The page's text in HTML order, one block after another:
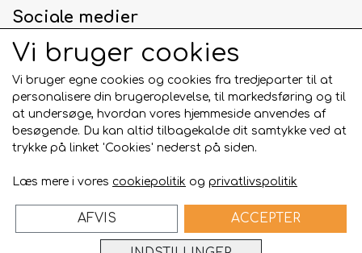
Sociale medier
Betalingskort
Bygget på ideal.shop
Vi bruger cookies
Vi bruger egne cookies og cookies fra tredjeparter til at
personalisere din brugeroplevelse, til markedsføring og til
at undersøge, hvordan vores hjemmeside anvendes af
besøgende. Du kan altid tilbagekalde dit samtykke ved at
trykke på linket 'Cookies' nederst på siden.
Læs mere i vores cookiepolitik og privatlivspolitik
AFVIS ACCEPTER